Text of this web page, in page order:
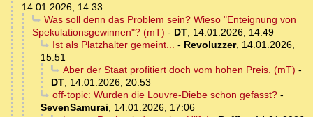
14.01.2026, 14:33
Was soll denn das Problem sein? Wieso "Enteignung von
Spekulationsgewinnen"? (mT) - DT, 14.01.2026, 14:49
Ist als Platzhalter gemeint... - Revoluzzer, 14.01.2026,
15:51
Aber der Staat profitiert doch vom hohen Preis. (mT) -
DT, 14.01.2026, 20:53
off-topic: Wurden die Louvre-Diebe schon gefasst?-
SevenSamurai, 14.01.2026, 17:06